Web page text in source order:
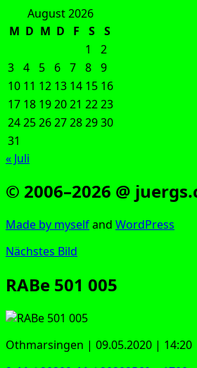
August 2026
M D M D F S
S
1
2
3 4 5 6 7 8 9
10 11 12 13 14 15 16
17 18 192021 2223
24252627282930
31
« Juli
© 2006–2026 @
Made by mys­elfand Word­Press
Nächstes Bild
RABe 501 005
Oth­mar­sin­gen | 09.05.2020 | 14:20